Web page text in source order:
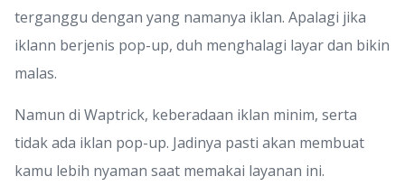
terganggu dengan yang namanya iklan. Apalagi jika
iklann berjenis pop-up, duh menghalagi layar dan bikin
malas.
Namun di Waptrick, keberadaan iklan minim, serta
tidak ada iklan pop-up. Jadinya pasti akan membuat
kamu lebih nyaman saat memakai layanan ini.